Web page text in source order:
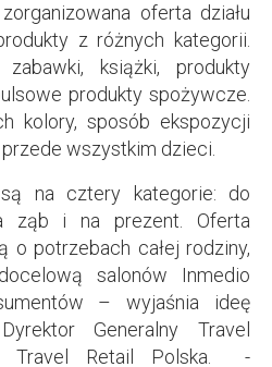
oferta działu
z różnych kategorii.
książki, produkty
produkty spożywcze.
kolory, sposób ekspozycji
wszystkim dzieci.
na cztery kategorie: do
ząb i na prezent. Oferta
o potrzebach całej rodziny,
salonów Inmedio
– wyjaśnia ideę
Generalny Travel
Travel Retail Polska. -